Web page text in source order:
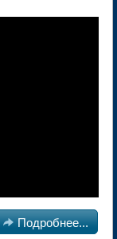
 Подробнее...